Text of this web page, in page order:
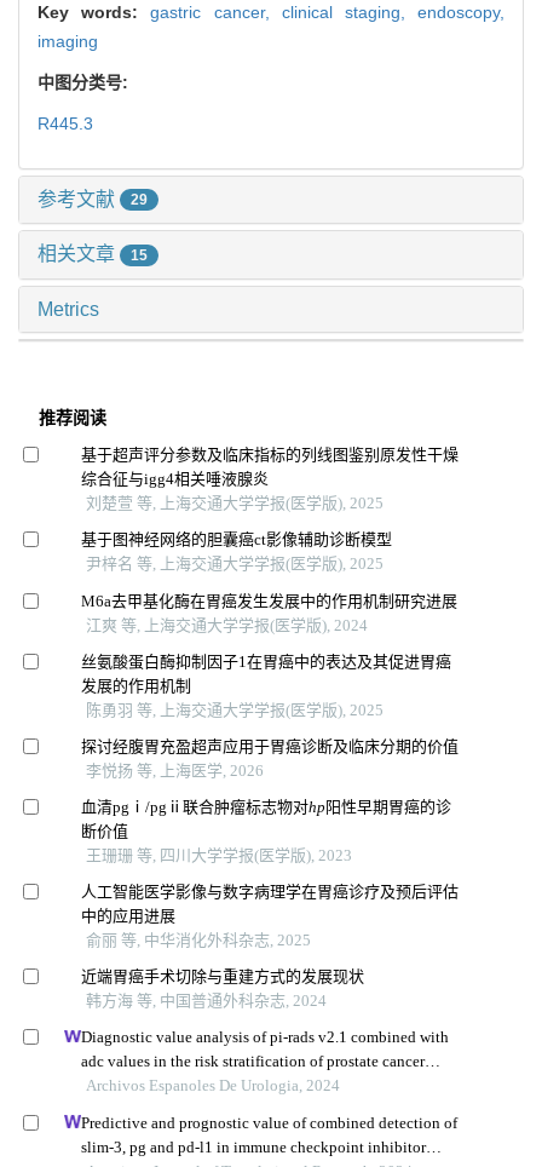
Key words:gastric cancer, clinical staging,endoscopy,
imaging
中图分类号:
R445.3
参考文献 29
相关文章 15
Metrics
推荐阅读
基于超声评分参数及临床指标的列线图鉴别原发性干燥
综合征与igg4相关唾液腺炎
刘楚萱 等, 上海交通大学学报(医学版), 2025
基于图神经网络的胆囊癌ct影像辅助诊断模型
尹梓名 等, 上海交通大学学报(医学版), 2025
M6a去甲基化酶在胃癌发生发展中的作用机制研究进展
江爽 等, 上海交通大学学报(医学版), 2024
丝氨酸蛋白酶抑制因子1在胃癌中的表达及其促进胃癌
发展的作用机制
陈勇羽 等, 上海交通大学学报(医学版), 2025
探讨经腹胃充盈超声应用于胃癌诊断及临床分期的价值
李悦扬 等, 上海医学, 2026
血清pgⅰ/pgⅱ联合肿瘤标志物对hp 阳性早期胃癌的诊
断价值
王珊珊 等, 四川大学学报(医学版), 2023
人工智能医学影像与数字病理学在胃癌诊疗及预后评估
中的应用进展
俞丽 等, 中华消化外科杂志, 2025
近端胃癌手术切除与重建方式的发展现状
韩方海 等, 中国普通外科杂志, 2024
Diagnostic value analysis of pi-rads v2.1 combined with
adc values in the risk stratification of prostate cancer
gleason scores: a retrospective study
Archivos Espanoles De Urologia, 2024
Predictive and prognostic value of combined detection of
slim-3, pg and pd-l1 in immune checkpoint inhibitor